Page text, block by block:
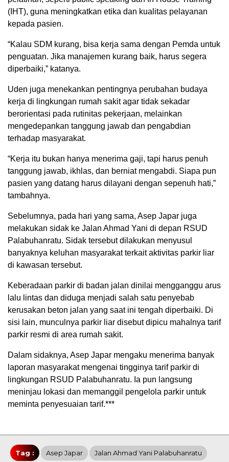
(IHT), guna meningkatkan etika dan kualitas pelayanan
kepada pasien.
“Kalau SDM kurang, bisa kerja sama dengan Pemda untuk
penguatan. Jika manajemen kurang baik, harus segera
diperbaiki,” katanya.
Uden juga menekankan pentingnya perubahan budaya
kerja di lingkungan rumah sakit agar tidak sekadar
berorientasi pada rutinitas pekerjaan, melainkan
mengedepankan tanggung jawab dan pengabdian
terhadap masyarakat.
“Kerja itu bukan hanya menerima gaji, tapi harus penuh
tanggung jawab, ikhlas, dan berniat mengabdi. Siapa pun
pasien yang datang harus dilayani dengan sepenuh hati,”
tambahnya.
Sebelumnya, pada hari yang sama, Asep Japar juga
melakukan sidak ke Jalan Ahmad Yani di depan RSUD
Palabuhanratu. Sidak tersebut dilakukan menyusul
banyaknya keluhan masyarakat terkait aktivitas parkir liar
di kawasan tersebut.
Keberadaan parkir di badan jalan dinilai mengganggu arus
lalu lintas dan diduga menjadi salah satu penyebab
kerusakan beton jalan yang saat ini tengah diperbaiki. Di
sisi lain, munculnya parkir liar disebut dipicu mahalnya tarif
parkir resmi di area rumah sakit.
Dalam sidaknya, Asep Japar mengaku menerima banyak
laporan masyarakat mengenai tingginya tarif parkir di
lingkungan RSUD Palabuhanratu. Ia pun langsung
meninjau lokasi dan memanggil pengelola parkir untuk
meminta penyesuaian tarif.***
Tag : Asep Japar Jalan Ahmad Yani Palabuhanratu